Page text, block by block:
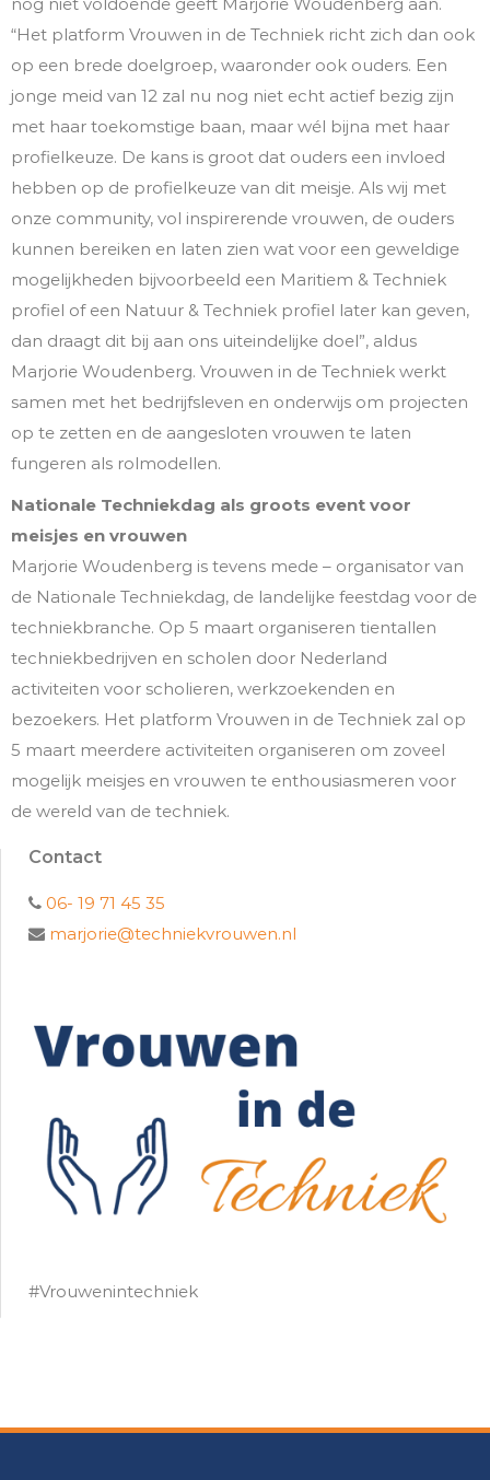
“Het platform Vrouwen in de Techniek richt zich dan ook
op een brede doelgroep, waaronder ook ouders. Een
jonge meid van 12 zal nu nog niet echt actief bezig zijn
met haar toekomstige baan, maar wél bijna met haar
profielkeuze. De kans is groot dat ouders een invloed
hebben op de profielkeuze van dit meisje. Als wij met
onze community, vol inspirerende vrouwen, de ouders
kunnen bereiken en laten zien wat voor een geweldige
mogelijkheden bijvoorbeeld een Maritiem & Techniek
profiel of een Natuur & Techniek profiel later kan geven,
dan draagt dit bij aan ons uiteindelijke doel”, aldus
Marjorie Woudenberg. Vrouwen in de Techniek werkt
samen met het bedrijfsleven en onderwijs om projecten
op te zetten en de aangesloten vrouwen te laten
fungeren als rolmodellen.
Nationale Techniekdag als groots event voor
meisjes en vrouwen
Marjorie Woudenberg is tevens mede – organisator van
de Nationale Techniekdag, de landelijke feestdag voor de
techniekbranche. Op 5 maart organiseren tientallen
techniekbedrijven en scholen door Nederland
activiteiten voor scholieren, werkzoekenden en
bezoekers. Het platform Vrouwen in de Techniek zal op
5 maart meerdere activiteiten organiseren om zoveel
mogelijk meisjes en vrouwen te enthousiasmeren voor
de wereld van de techniek.
Contact
06- 19 71 45 35
marjorie@techniekvrouwen.nl
#Vrouwenintechniek